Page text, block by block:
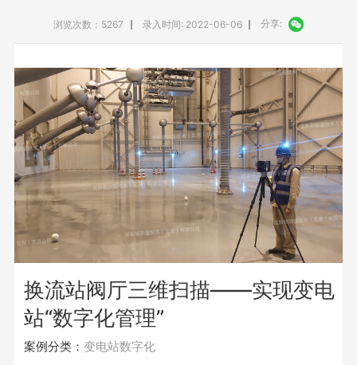
浏览次数：5267 录入时间: 2022-06-06 分享:
换流站阀厅三维扫描——实现变电
站“数字化管理”
案例分类：变电站数字化